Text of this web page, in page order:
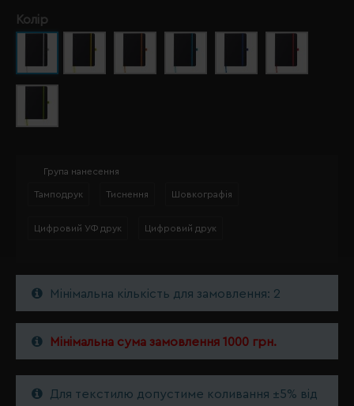
Колір
Група нанесення
Тамподрук Тиснення Шовкографія
Цифровий УФ друк Цифровий друк
Мінімальна кількість для замовлення: 2
Мінімальна сума замовлення 1000 грн.
Для текстилю допустиме коливання ±5% від